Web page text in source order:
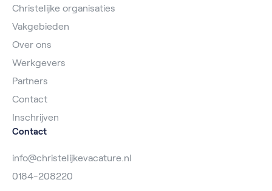
Christelijke organisaties
Vakgebieden
Over ons
Werkgevers
Partners
Contact
Inschrijven
Contact
info@christelijkevacature.nl
0184-208220